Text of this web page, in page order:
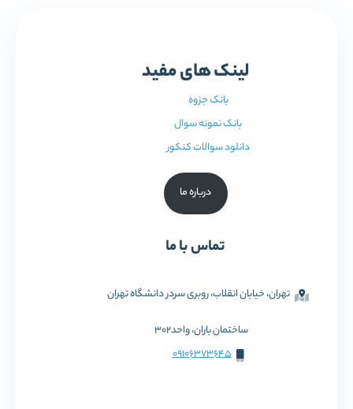
لینک های مفید
بانک جزوه
بانک نمونه سوال
دانلود سوالات کنکور
درباره ما
تماس با ما
تهران، خیابان انقلاب، روبری سردر دانشگاه تهران
ساختمان باران، واحد302
09106373645